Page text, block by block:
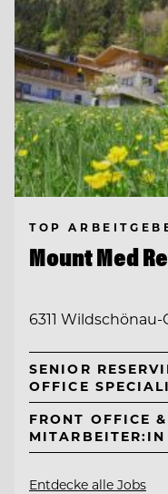
TOP
Mount Med
6311
SENIOR
OFFICE
FRONT OFFICE
MITARBEITER:IN
Entdecke alle Jobs